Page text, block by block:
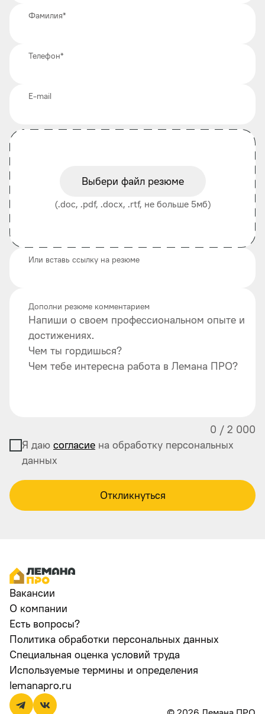
Фамилия*
Телефон*
E-mail
Выбери файл резюме
(.doc, .pdf, .docx, .rtf, не больше 5мб)
Или вставь ссылку на резюме
Напиши о своем профессиональном опыте и
достижениях.
Чем ты гордишься?
Чем тебе интересна работа в Лемана ПРО?
Дополни резюме комментарием
0 / 2 000
Я даю согласие на обработку персональных
данных
Откликнуться
Вакансии
О компании
Есть вопросы?
Политика обработки персональных данных
Специальная оценка условий труда
Используемые термины и определения
lemanapro.ru